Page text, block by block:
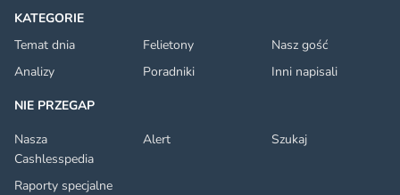
KATEGORIE
Temat dnia
Felietony
Nasz gość
Analizy
Poradniki
Inni napisali
NIE PRZEGAP
Nasza
Cashlesspedia
Alert Szukaj
Raporty specjalne